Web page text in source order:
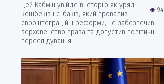
94
цей Кабмін увійде в історію як уряд
кешбеків і є-баків, який провалив
євроінтеграційні реформи, не забезпечив
верховенство права та допустив політичні
переслідування